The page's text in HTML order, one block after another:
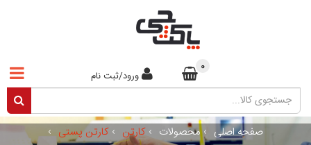
ورود/ثبت نام
0
صفحه اصلی › محصولات › کارتن › کارتن پستی ›